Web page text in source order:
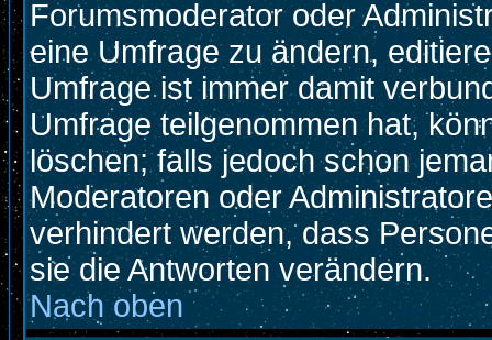
Forumsmoderator oder
eine Umfrage zu ändern,
Umfrage ist immer damit
Umfrage teilgenommen hat,
löschen; falls jedoch schon
Moderatoren oder
verhindert werden, dass
sie die Antworten verändern.
Nach oben